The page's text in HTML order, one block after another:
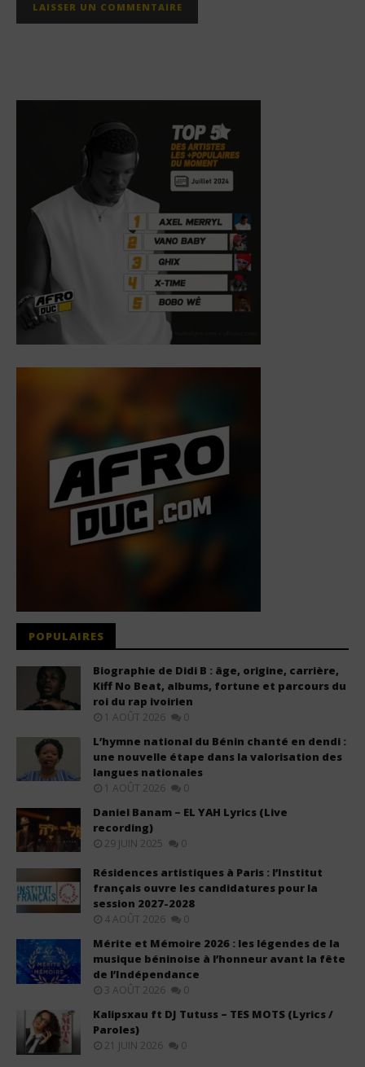
POPULAIRES
Biographie de Didi B : âge, origine, carrière,
Kiff No Beat, albums, fortune et parcours du
roi du rap ivoirien
1 AOÛT 2026 0
L’hymne national du Bénin chanté en dendi :
une nouvelle étape dans la valorisation des
langues nationales
1 AOÛT 2026 0
Daniel Banam – EL YAH Lyrics (Live
recording)
29 JUIN 2025 0
Résidences artistiques à Paris : l’Institut
français ouvre les candidatures pour la
session 2027-2028
4 AOÛT 2026 0
Mérite et Mémoire 2026 : les légendes de la
musique béninoise à l’honneur avant la fête
de l’Indépendance
3 AOÛT 2026 0
Kalipsxau ft DJ Tutuss – TES MOTS (Lyrics /
Paroles)
21 JUIN 2026 0